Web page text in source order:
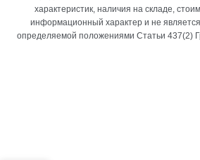
характеристик, наличия на складе,
информационный характер и не
определяемой положениями Статьи 437(2)